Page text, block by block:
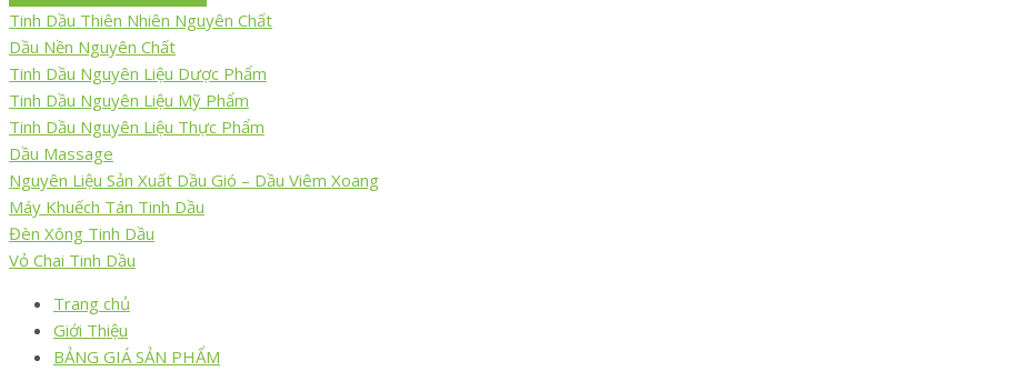
Tinh Dầu Thiên Nhiên Nguyên Chất
Dầu Nền Nguyên Chất
Tinh Dầu Nguyên Liệu Dược Phẩm
Tinh Dầu Nguyên Liệu Mỹ Phẩm
Tinh Dầu Nguyên Liệu Thực Phẩm
Dầu Massage
Nguyên Liệu Sản Xuất Dầu Gió – Dầu Viêm Xoang
Máy Khuếch Tán Tinh Dầu
Đèn Xông Tinh Dầu
Vỏ Chai Tinh Dầu
Trang chủ
Giới Thiệu
BẢNG GIÁ SẢN PHẨM